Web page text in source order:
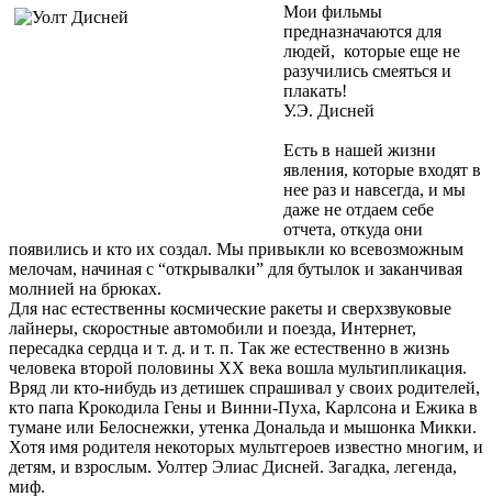
Мои фильмы
предназначаются для
людей, которые еще не
разучились смеяться и
плакать!
У.Э. Дисней
Есть в нашей жизни
явления, которые входят в
нее раз и навсегда, и мы
даже не отдаем себе
отчета, откуда они
появились и кто их создал. Мы привыкли ко всевозможным
мелочам, начиная с “открывалки” для бутылок и заканчивая
молнией на брюках.
Для нас естественны космические ракеты и сверхзвуковые
лайнеры, скоростные автомобили и поезда, Интернет,
пересадка сердца и т. д. и т. п. Так же естественно в жизнь
человека второй половины XX века вошла мультипликация.
Вряд ли кто-нибудь из детишек спрашивал у своих родителей,
кто папа Крокодила Гены и Винни-Пуха, Карлсона и Ежика в
тумане или Белоснежки, утенка Дональда и мышонка Микки.
Хотя имя родителя некоторых мультгероев известно многим, и
детям, и взрослым. Уолтер Элиас Дисней. Загадка, легенда,
миф.